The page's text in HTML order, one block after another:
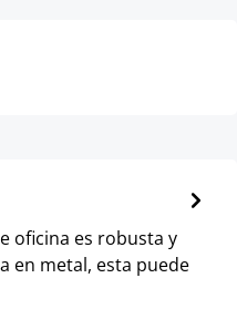
oficina es robusta y
en metal, esta puede